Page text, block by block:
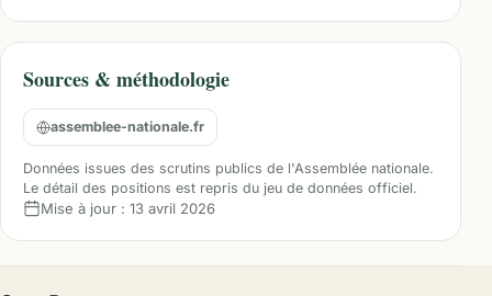
Sources & méthodologie
assemblee-nationale.fr
Données issues des scrutins publics de l'Assemblée nationale.
Le détail des positions est repris du jeu de données officiel.
Mise à jour : 13 avril 2026